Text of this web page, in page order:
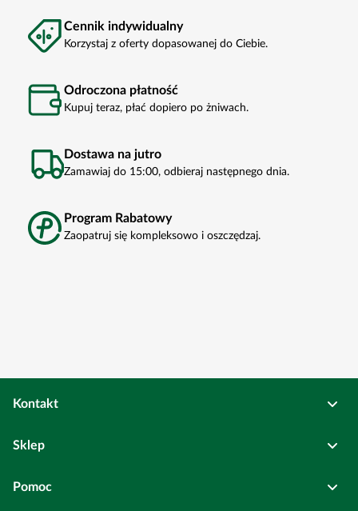
Cennik indywidualny
Korzystaj z oferty dopasowanej do Ciebie.
Odroczona płatność
Kupuj teraz, płać dopiero po żniwach.
Dostawa na jutro
Zamawiaj do 15:00, odbieraj następnego dnia.
Program Rabatowy
Zaopatruj się kompleksowo i oszczędzaj.
Kontakt
Bierutów
Sklep
Wszystkie kategorie
Pomoc